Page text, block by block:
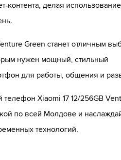
делая
Green станет отличным
нужен мощный, стильный
для работы, общения и
Xiaomi 17 12/256GB
по всей Молдове и
технологий.